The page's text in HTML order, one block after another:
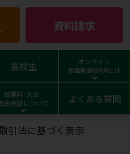
資料請求
高校生
オンライン
家庭教師WAMとは
授業料･入会･
金保証について
よくある質問
引法に基づく表示